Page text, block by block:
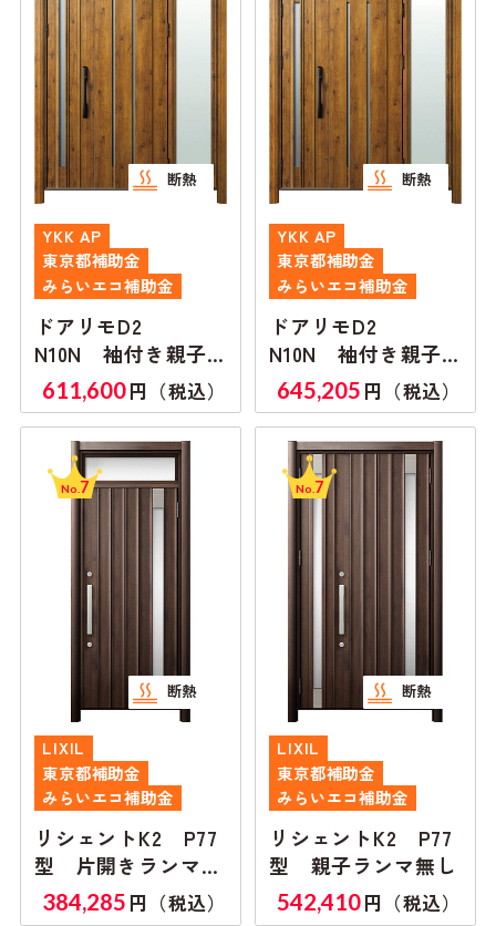
断熱
YKK AP
東京都補助金
みらいエコ補助金
ドアリモD2
N10N 袖付き親子
ランマ無し
611,600円（税込）
断熱
YKK AP
東京都補助金
みらいエコ補助金
ドアリモD2
N10N 袖付き親子
ランマ付き
645,205 円（税込）
No. 7
断熱
LIXIL
東京都補助金
みらいエコ補助金
リシェントK2 P77
型 片開きランマ付
き
384,285 円（税込）
No. 7
断熱
LIXIL
東京都補助金
みらいエコ補助金
リシェントK2 P77
型 親子ランマ無し
542,410円（税込）